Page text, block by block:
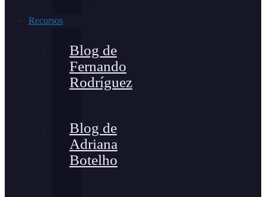
Recursos
Blog de
Fernando
Rodríguez
Blog de
Adriana
Botelho